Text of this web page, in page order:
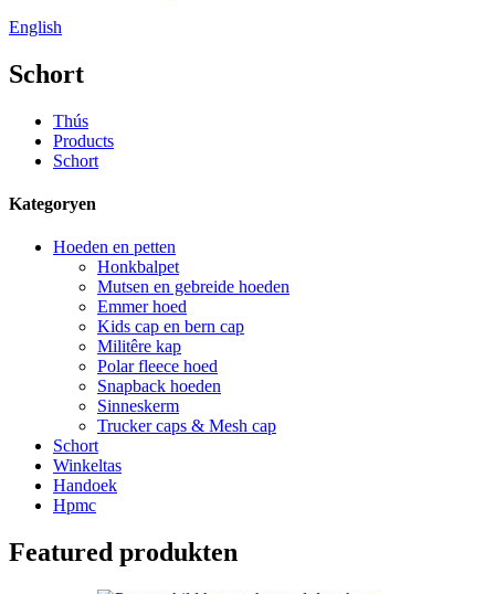
English
Schort
Thús
Products
Schort
Kategoryen
Hoeden en petten
Honkbalpet
Mutsen en gebreide hoeden
Emmer hoed
Kids cap en bern cap
Militêre kap
Polar fleece hoed
Snapback hoeden
Sinneskerm
Trucker caps & Mesh cap
Schort
Winkeltas
Handoek
Hpmc
Featured produkten